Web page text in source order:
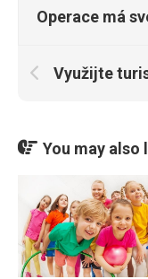
Operace má
Využijte
You may also